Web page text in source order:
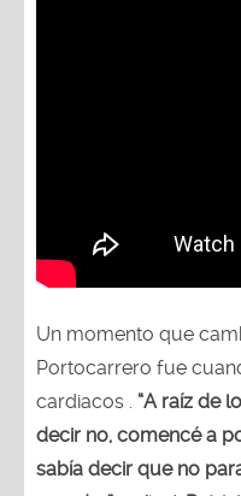
Un momento que
Portocarrero fue
cardiacos . “A raíz de
decir no, comencé a
sabía decir que no